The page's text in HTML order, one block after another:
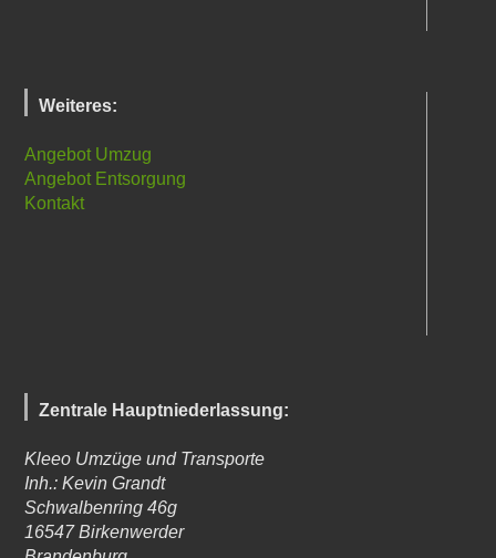
Weiteres:
Angebot Umzug
Angebot Entsorgung
Kontakt
Zentrale Hauptniederlassung:
Kleeo Umzüge und Transporte
Inh.: Kevin Grandt
Schwalbenring 46g
16547 Birkenwerder